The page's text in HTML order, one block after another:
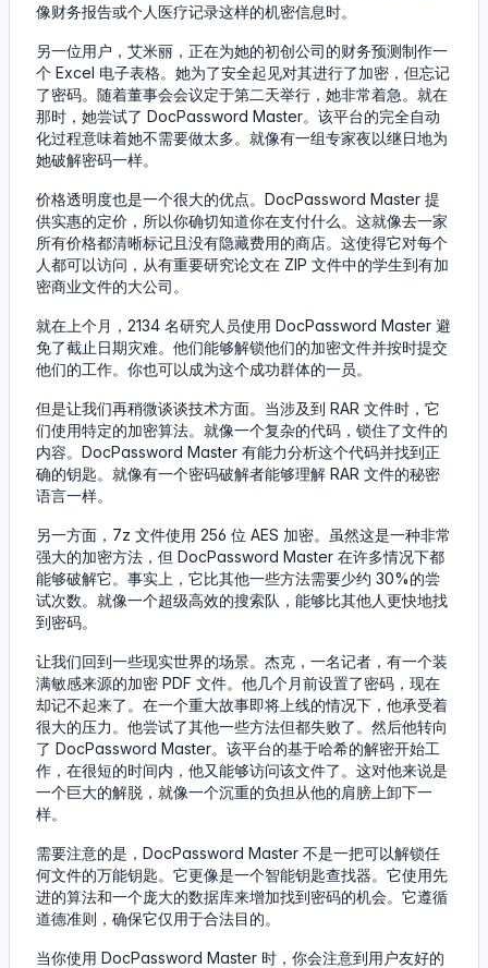
像财务报告或个人医疗记录这样的机密信息时。
另一位用户，艾米丽，正在为她的初创公司的财务预测制作一
个 Excel 电子表格。她为了安全起见对其进行了加密，但忘记
了密码。随着董事会会议定于第二天举行，她非常着急。就在
那时，她尝试了 DocPassword Master。该平台的完全自动
化过程意味着她不需要做太多。就像有一组专家夜以继日地为
她破解密码一样。
价格透明度也是一个很大的优点。DocPassword Master 提
供实惠的定价，所以你确切知道你在支付什么。这就像去一家
所有价格都清晰标记且没有隐藏费用的商店。这使得它对每个
人都可以访问，从有重要研究论文在 ZIP 文件中的学生到有加
密商业文件的大公司。
就在上个月，2134 名研究人员使用 DocPassword Master 避
免了截止日期灾难。他们能够解锁他们的加密文件并按时提交
他们的工作。你也可以成为这个成功群体的一员。
但是让我们再稍微谈谈技术方面。当涉及到 RAR 文件时，它
们使用特定的加密算法。就像一个复杂的代码，锁住了文件的
内容。DocPassword Master 有能力分析这个代码并找到正
确的钥匙。就像有一个密码破解者能够理解 RAR 文件的秘密
语言一样。
另一方面，7z 文件使用 256 位 AES 加密。虽然这是一种非常
强大的加密方法，但 DocPassword Master 在许多情况下都
能够破解它。事实上，它比其他一些方法需要少约 30%的尝
试次数。就像一个超级高效的搜索队，能够比其他人更快地找
到密码。
让我们回到一些现实世界的场景。杰克，一名记者，有一个装
满敏感来源的加密 PDF 文件。他几个月前设置了密码，现在
却记不起来了。在一个重大故事即将上线的情况下，他承受着
很大的压力。他尝试了其他一些方法但都失败了。然后他转向
了 DocPassword Master。该平台的基于哈希的解密开始工
作，在很短的时间内，他又能够访问该文件了。这对他来说是
一个巨大的解脱，就像一个沉重的负担从他的肩膀上卸下一
样。
需要注意的是，DocPassword Master 不是一把可以解锁任
何文件的万能钥匙。它更像是一个智能钥匙查找器。它使用先
进的算法和一个庞大的数据库来增加找到密码的机会。它遵循
道德准则，确保它仅用于合法目的。
当你使用 DocPassword Master 时，你会注意到用户友好的